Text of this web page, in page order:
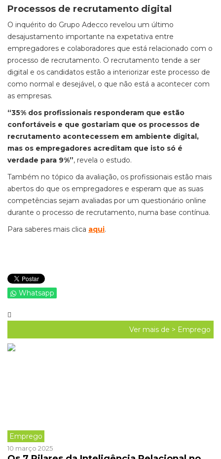
Processos de recrutamento digital
O inquérito do Grupo Adecco revelou um último
desajustamento importante na expetativa entre
empregadores e colaboradores que está relacionado com o
processo de recrutamento. O recrutamento tende a ser
digital e os candidatos estão a interiorizar este processo de
como normal e desejável, o que não está a acontecer com
as empresas.
“35% dos profissionais responderam que estão
confortáveis e que gostariam que os processos de
recrutamento acontecessem em ambiente digital,
mas os empregadores acreditam que isto só é
verdade para 9%”, revela o estudo.
Também no tópico da avaliação, os profissionais estão mais
abertos do que os empregadores e esperam que as suas
competências sejam avaliadas por um questionário online
durante o processo de recrutamento, numa base contínua.
Para saberes mais clica aqui.
Whatsapp
Ver mais de > Emprego
Emprego
10 março 2025